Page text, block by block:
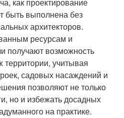
как проектирование
быть выполнена без
архитекторов.
ресурсам и
получают возможность
территории, учитывая
садовых насаждений и
позволяют не только
но и избежать досадных
на практике.